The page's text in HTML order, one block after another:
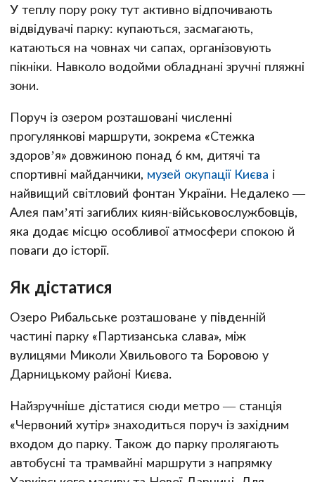
У теплу пору року тут активно відпочивають
відвідувачі парку: купаються, засмагають,
катаються на човнах чи сапах, організовують
пікніки. Навколо водойми обладнані зручні пляжні
зони.
Поруч із озером розташовані численні
прогулянкові маршрути, зокрема «Стежка
здоров’я» довжиною понад 6 км, дитячі та
спортивні майданчики, музей окупації Києва і
найвищий світловий фонтан України. Недалеко —
Алея пам’яті загиблих киян-військовослужбовців,
яка додає місцю особливої атмосфери спокою й
поваги до історії.
Як дістатися
Озеро Рибальське розташоване у південній
частині парку «Партизанська слава», між
вулицями Миколи Хвильового та Боровою у
Дарницькому районі Києва.
Найзручніше дістатися сюди метро — станція
«Червоний хутір» знаходиться поруч із західним
входом до парку. Також до парку пролягають
автобусні та трамвайні маршрути з напрямку